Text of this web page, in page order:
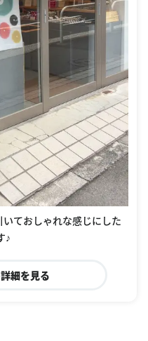
いておしゃれな感じにした
♪
細を見る